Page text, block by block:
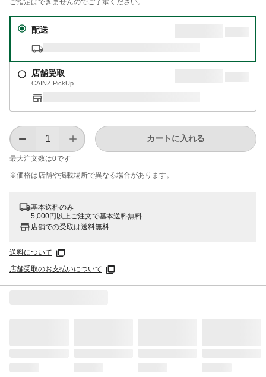
ご指定はできませんのでご了承ください。
配送
店舗受取
CAINZ PickUp
最大注文数は0です
カートに入れる
※価格は​店舗や​掲載場所で​異なる​場合が​あります。
基本送料のみ
5,000円以上ご注文で基本送料無料
店舗での受取は送料無料
送料について
店舗受取のお支払いについて